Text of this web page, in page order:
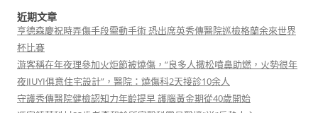
近期文章
亨德森慶祝時弄傷手段需動手術 恐出席英秀傳醫院巡檢格蘭余來世界
杯比賽
游客稱在年夜理參加火炬節被燒傷，“良多人撒松噴鼻助燃，火勢很年
夜JIUYI俱意住宅設計”，醫院：燒傷科2天接診10余人
守護秀傳醫院健檢認知力年齡提早 護腦黃金期從40歲開始